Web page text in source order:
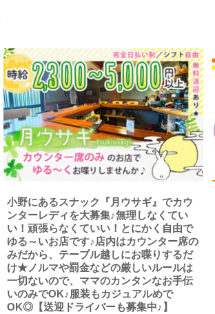
小野にあるスナック『月ウサギ』でカウ
ンターレディを大募集♪無理しなくてい
い！頑張らなくていい！とにかく自由で
ゆる～いお店です♪店内はカウンター席の
みだから、テーブル越しにお喋りするだ
け★ノルマや罰金などの厳しいルールは
一切ないので、ママのカンタンなお手伝
いのみでOK♪服装もカジュアルめで
OK◎【送迎ドライバーも募集中♪】